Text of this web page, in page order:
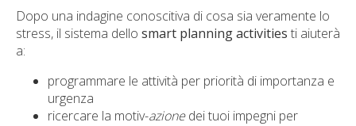
Dopo una indagine conoscitiva di cosa sia veramente lo
stress, il sistema dello smart planning activities ti aiuterà
a:
programmare le attività per priorità di importanza e
urgenza
ricercare la motiv-azionedei tuoi impegni per